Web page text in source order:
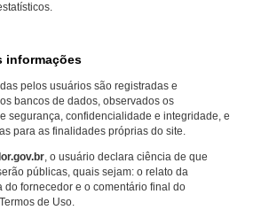
informações
pelos usuários são registradas e
bancos de dados, observados os
segurança, confidencialidade e integridade, e
para as finalidades próprias do site.
, o usuário declara ciência de que
públicas, quais sejam: o relato da
do fornecedor e o comentário final do
de Uso.